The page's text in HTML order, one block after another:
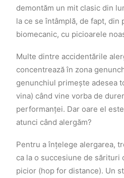
demontăm un mit clasic din
la ce se întâmplă, de fapt, din
biomecanic, cu picioarele
Multe dintre accidentările
concentrează în zona
genunchiul primește adesea
vina) când vine vorba de
performanței. Dar oare el
atunci când alergăm?
Pentru a înțelege alergarea,
ca la o succesiune de
picior (hop for distance). Un